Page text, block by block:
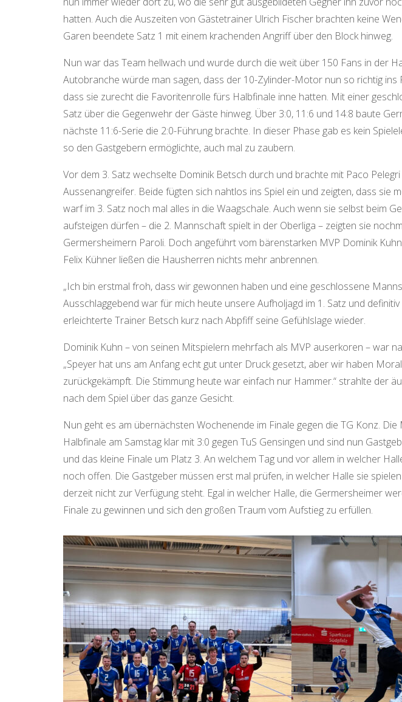
hatten. Auch die Auszeiten von Gästetrainer Ulrich Fischer brachten keine
Garen beendete Satz 1 mit einem krachenden Angriff über den Block hinweg.
Nun war das Team hellwach und wurde durch die weit über 150 Fans in der
Autobranche würde man sagen, dass der 10-Zylinder-Motor nun so richtig ins
dass sie zurecht die Favoritenrolle fürs Halbfinale inne hatten. Mit einer
Satz über die Gegenwehr der Gäste hinweg. Über 3:0, 11:6 und 14:8 baute
nächste 11:6-Serie die 2:0-Führung brachte. In dieser Phase gab es kein
so den Gastgebern ermöglichte, auch mal zu zaubern.
Vor dem 3. Satz wechselte Dominik Betsch durch und brachte mit Paco
Aussenangreifer. Beide fügten sich nahtlos ins Spiel ein und zeigten, dass sie
warf im 3. Satz noch mal alles in die Waagschale. Auch wenn sie selbst beim
aufsteigen dürfen – die 2. Mannschaft spielt in der Oberliga – zeigten sie
Germersheimern Paroli. Doch angeführt vom bärenstarken MVP Dominik
Felix Kühner ließen die Hausherren nichts mehr anbrennen.
„Ich bin erstmal froh, dass wir gewonnen haben und eine geschlossene
Ausschlaggebend war für mich heute unsere Aufholjagd im 1. Satz und
erleichterte Trainer Betsch kurz nach Abpfiff seine Gefühlslage wieder.
Dominik Kuhn – von seinen Mitspielern mehrfach als MVP auserkoren – war
„Speyer hat uns am Anfang echt gut unter Druck gesetzt, aber wir haben
zurückgekämpft. Die Stimmung heute war einfach nur Hammer.“ strahlte der
nach dem Spiel über das ganze Gesicht.
Nun geht es am übernächsten Wochenende im Finale gegen die TG Konz.
Halbfinale am Samstag klar mit 3:0 gegen TuS Gensingen und sind nun
und das kleine Finale um Platz 3. An welchem Tag und vor allem in welcher
noch offen. Die Gastgeber müssen erst mal prüfen, in welcher Halle sie
derzeit nicht zur Verfügung steht. Egal in welcher Halle, die Germersheimer
Finale zu gewinnen und sich den großen Traum vom Aufstieg zu erfüllen.